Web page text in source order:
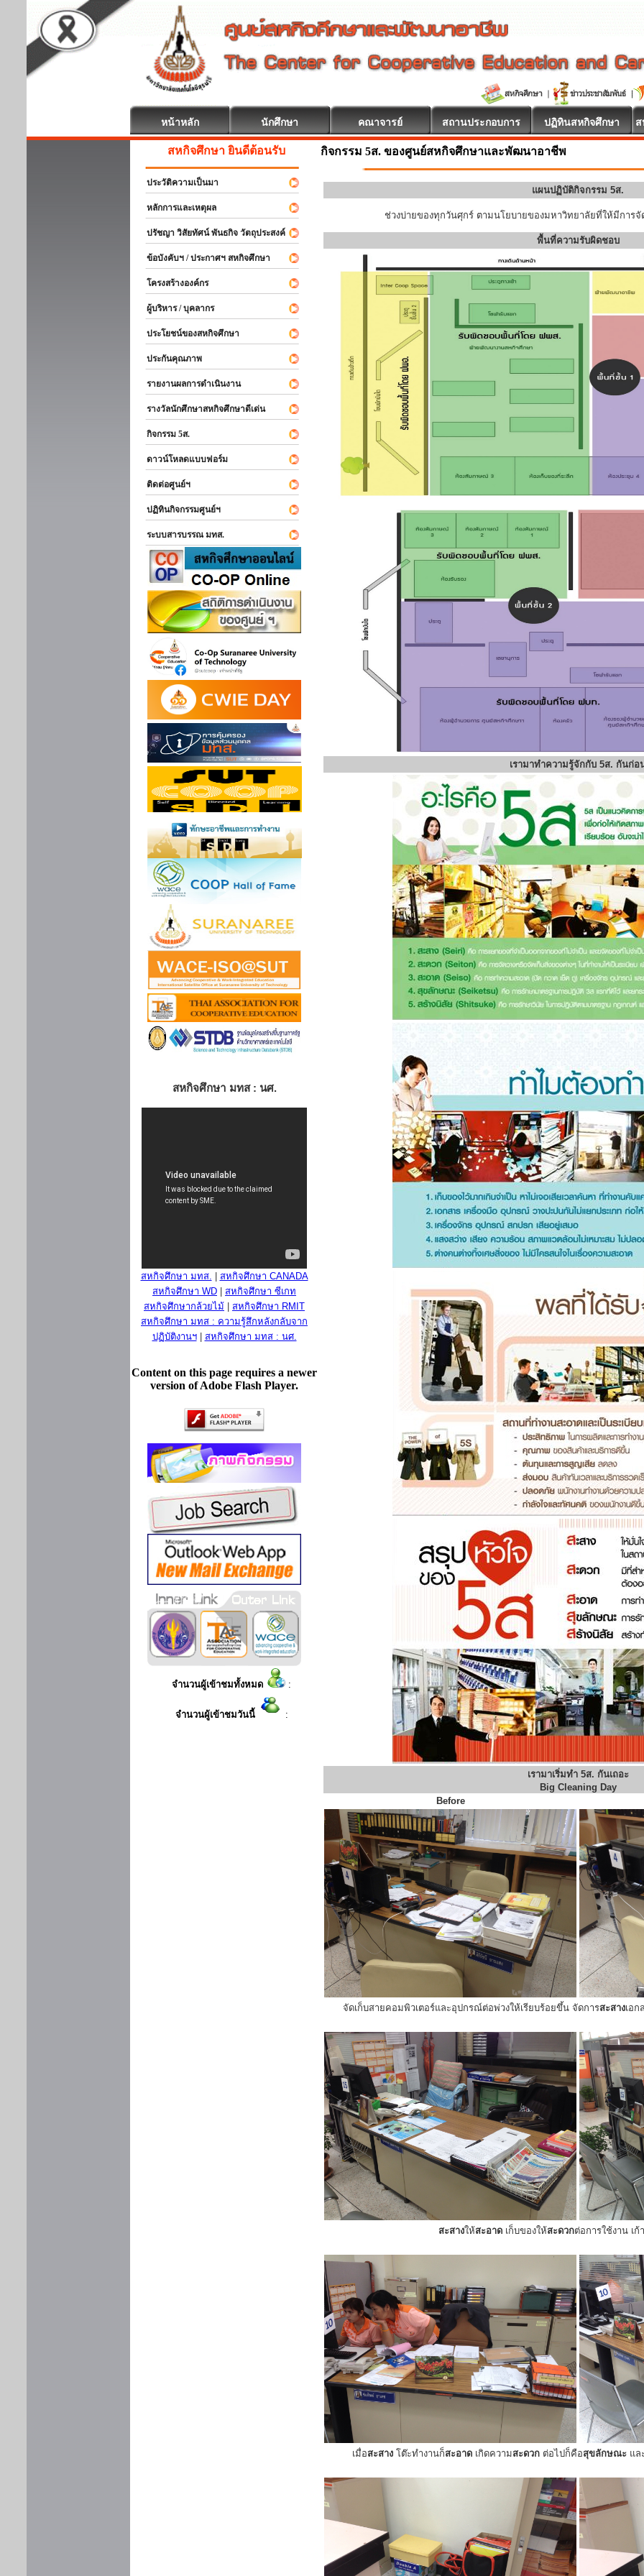
หน้าหลัก นักศึกษา คณาจารย์ สถานประกอบการ ปฏิทินสหกิจศึกษา
สหกิจศึกษา ยินดีต้อนรับ
ประวัติความเป็นมา
หลักการและเหตุผล
ปรัชญา วิสัยทัศน์ พันธกิจ วัตถุประสงค์
ข้อบังคับฯ / ประกาศฯ สหกิจศึกษา
โครงสร้างองค์กร
ผู้บริหาร / บุคลากร
ประโยชน์ของสหกิจศึกษา
ประกันคุณภาพ
รายงานผลการดำเนินงาน
รางวัลนักศึกษาสหกิจศึกษาดีเด่น
กิจกรรม 5ส.
ดาวน์โหลดแบบฟอร์ม
ติดต่อศูนย์ฯ
ปฏิทินกิจกรรมศูนย์ฯ
ระบบสารบรรณ มทส.
สหกิจศึกษา มทส : นศ.
สหกิจศึกษา มทส.
สหกิจศึกษา CANADA
สหกิจศึกษา WD
สหกิจศึกษา ซีเกท
สหกิจศึกษากล้วยไม้
สหกิจศึกษา RMIT
สหกิจศึกษา มทส : ความรู้สึกหลังกลับจาก
ปฏิบัติงานฯ| สหกิจศึกษา มทส : นศ.
Content on this page requires a newer
version of Adobe Flash Player.
จำนวนผู้เข้าชมทั้งหมด :
จำนวนผู้เข้าชมวันนี้ :
กิจกรรม 5ส. ของศูนย์สหกิจศึกษาและพัฒนาอาชีพ
แผนปฏิบัติกิจกรรม 5ส.
ช่วงบ่ายของทุกวันศุกร์ ตามนโยบายของมหาวิทยาลัยที่ให้มีการจั
พื้นที่ความรับผิดชอบ
เรามาทำความรู้จักกับ 5ส. กันก่อ
เรามาเริ่มทำ 5ส. กันเถอะ
Big Cleaning Day
Before
จัดเก็บสายคอมพิวเตอร์และอุปกรณ์ต่อพ่วงให้เรียบร้อยขึ้น จัดการสะสางเอก
สะสางให้สะอาดเก็บของให้สะดวกต่อการใช้งาน เก้
เมื่อสะสางโต๊ะทำงานก็สะอาดเกิดความสะดวกต่อไปก็คือสุขลักษณะ แล